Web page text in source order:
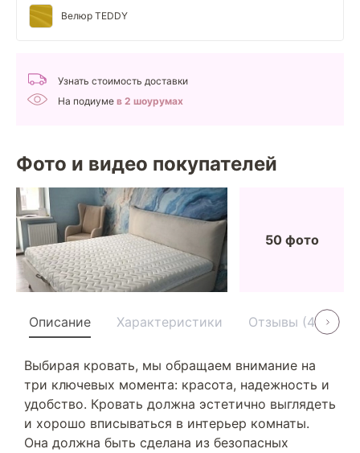
Велюр TEDDY
Узнать стоимость доставки
На подиуме в 2 шоурумах
Фото и видео покупателей
50 фото
Описание Характеристики Отзывы (40)
Выбирая кровать, мы обращаем внимание на
три ключевых момента: красота, надежность и
удобство. Кровать должна эстетично выглядеть
и хорошо вписываться в интерьер комнаты.
Она должна быть сделана из безопасных